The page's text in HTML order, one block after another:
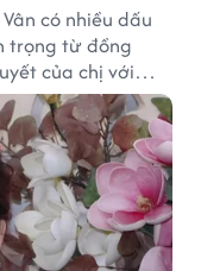
có nhiều dấu
trọng từ đồng
của chị với